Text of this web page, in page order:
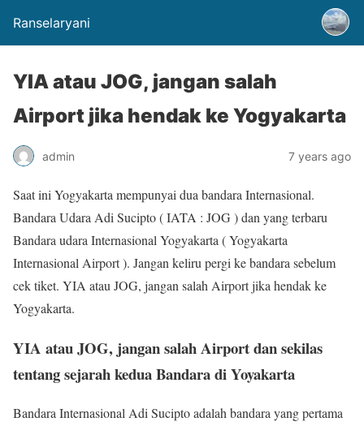
Ranselaryani
YIA atau JOG, jangan salah
Airport jika hendak ke Yogyakarta
admin 7 years ago
Saat ini Yogyakarta mempunyai dua bandara Internasional.
Bandara Udara Adi Sucipto ( IATA : JOG ) dan yang terbaru
Bandara udara Internasional Yogyakarta ( Yogyakarta
Internasional Airport ). Jangan keliru pergi ke bandara sebelum
cek tiket. YIA atau JOG, jangan salah Airport jika hendak ke
Yogyakarta.
YIA atau JOG, jangan salah Airport dan sekilas
tentang sejarah kedua Bandara di Yoyakarta
Bandara Internasional Adi Sucipto adalah bandara yang pertama